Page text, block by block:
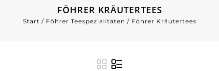
FÖHRER KRÄUTERTEES
Start / Föhrer Teespezialitäten / Föhrer Kräutertees